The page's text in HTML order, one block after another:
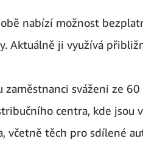
nabízí možnost
Aktuálně ji využívá
sváženi ze
centra, kde jsou
včetně těch pro sdílené